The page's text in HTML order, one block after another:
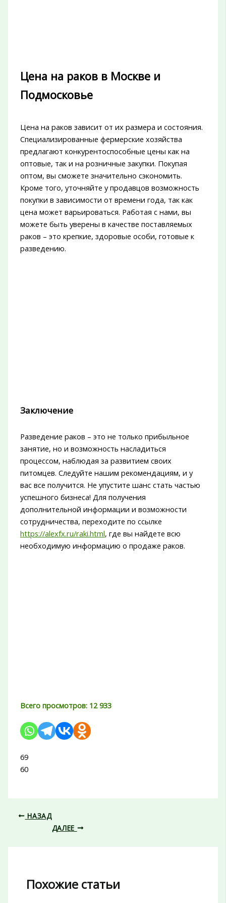
Цена на раков в Москве и
Подмосковье
Цена на раков зависит от их размера и состояния.
Специализированные фермерские хозяйства
предлагают конкурентоспособные цены как на
оптовые, так и на розничные закупки. Покупая
оптом, вы сможете значительно сэкономить.
Кроме того, уточняйте у продавцов возможность
покупки в зависимости от времени года, так как
цена может варьироваться. Работая с нами, вы
можете быть уверены в качестве поставляемых
раков – это крепкие, здоровые особи, готовые к
разведению.
Заключение
Разведение раков – это не только прибыльное
занятие, но и возможность насладиться
процессом, наблюдая за развитием своих
питомцев. Следуйте нашим рекомендациям, и у
вас все получится. Не упустите шанс стать частью
успешного бизнеса! Для получения
дополнительной информации и возможности
сотрудничества, переходите по ссылке
https://alexfx.ru/raki.html, где вы найдете всю
необходимую информацию о продаже раков.
Всего просмотров: 12 933
69
60
НАЗАД
ДАЛЕЕ
Похожие статьи